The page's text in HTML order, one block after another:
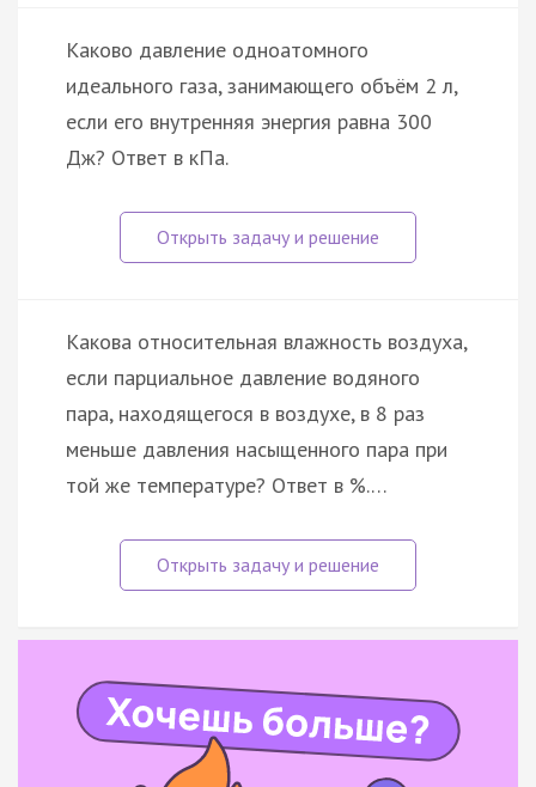
Каково давление одноатомного
идеального газа, занимающего объём 2 л,
если его внутренняя энергия равна 300
Дж? Ответ в кПа.
Какова относительная влажность воздуха,
если парциальное давление водяного
пара, находящегося в воздухе, в 8 раз
меньше давления насыщенного пара при
той же температуре? Ответ в %.…